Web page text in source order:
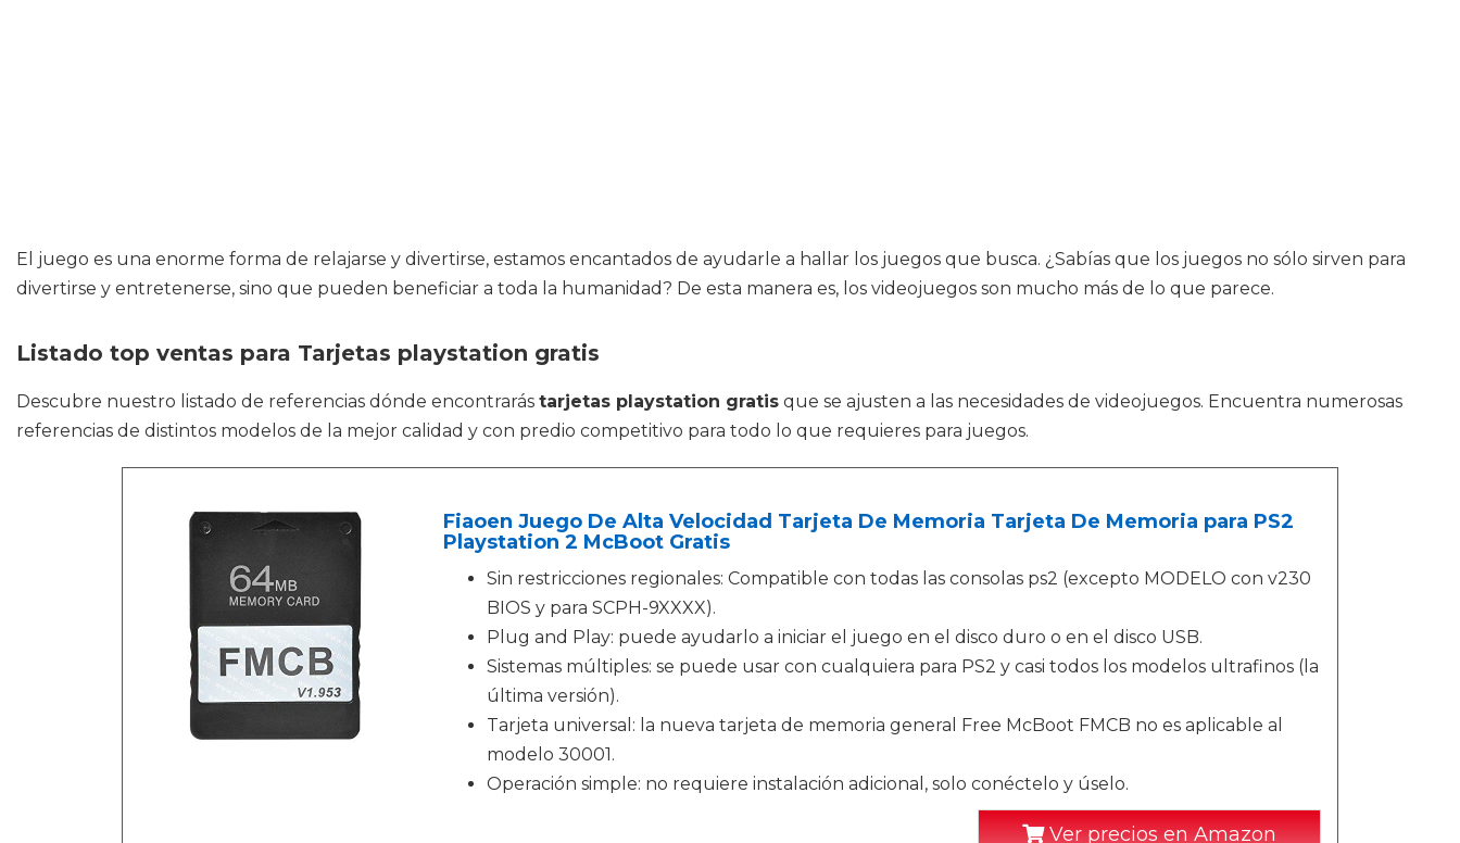
El juego es una enorme forma de relajarse y divertirse, estamos encantados de ayudarle a hallar los juegos que busca. ¿Sabías que los juegos no sólo sirven para
divertirse y entretenerse, sino que pueden beneficiar a toda la humanidad? De esta manera es, los videojuegos son mucho más de lo que parece.
Listado top ventas para Tarjetas playstation gratis
Descubre nuestro listado de referencias dónde encontrarás tarjetas playstation gratis que se ajusten a las necesidades de videojuegos. Encuentra numerosas
referencias de distintos modelos de la mejor calidad y con predio competitivo para todo lo que requieres para juegos.
Fiaoen Juego De Alta Velocidad Tarjeta De Memoria Tarjeta De Memoria para PS2
Playstation 2 McBoot Gratis
Sin restricciones regionales: Compatible con todas las consolas ps2 (excepto MODELO con v230
BIOS y para SCPH-9XXXX).
Plug and Play: puede ayudarlo a iniciar el juego en el disco duro o en el disco USB.
Sistemas múltiples: se puede usar con cualquiera para PS2 y casi todos los modelos ultrafinos (la
última versión).
Tarjeta universal: la nueva tarjeta de memoria general Free McBoot FMCB no es aplicable al
modelo 30001.
Operación simple: no requiere instalación adicional, solo conéctelo y úselo.
Ver precios en Amazon